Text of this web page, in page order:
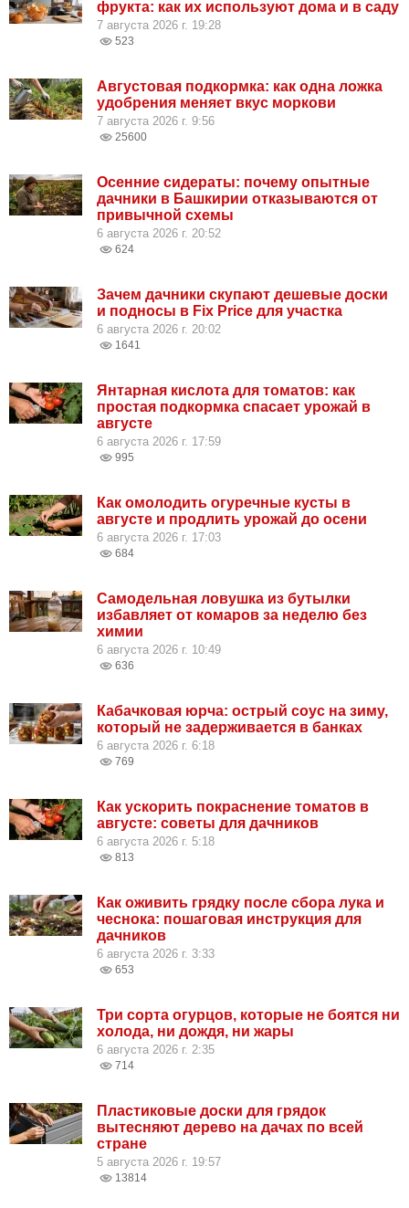
фрукта: как их используют дома и в саду
7 августа 2026 г. 19:28
523
Августовая подкормка: как одна ложка
удобрения меняет вкус моркови
7 августа 2026 г. 9:56
25600
Осенние сидераты: почему опытные
дачники в Башкирии отказываются от
привычной схемы
6 августа 2026 г. 20:52
624
Зачем дачники скупают дешевые доски
и подносы в Fix Price для участка
6 августа 2026 г. 20:02
1641
Янтарная кислота для томатов: как
простая подкормка спасает урожай в
августе
6 августа 2026 г. 17:59
995
Как омолодить огуречные кусты в
августе и продлить урожай до осени
6 августа 2026 г. 17:03
684
Самодельная ловушка из бутылки
избавляет от комаров за неделю без
химии
6 августа 2026 г. 10:49
636
Кабачковая юрча: острый соус на зиму,
который не задерживается в банках
6 августа 2026 г. 6:18
769
Как ускорить покраснение томатов в
августе: советы для дачников
6 августа 2026 г. 5:18
813
Как оживить грядку после сбора лука и
чеснока: пошаговая инструкция для
дачников
6 августа 2026 г. 3:33
653
Три сорта огурцов, которые не боятся ни
холода, ни дождя, ни жары
6 августа 2026 г. 2:35
714
Пластиковые доски для грядок
вытесняют дерево на дачах по всей
стране
5 августа 2026 г. 19:57
13814